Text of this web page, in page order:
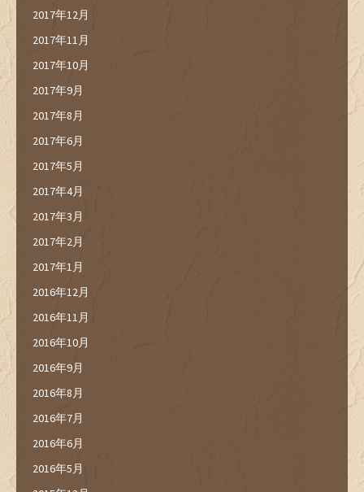
2017年12月
2017年11月
2017年10月
2017年9月
2017年8月
2017年6月
2017年5月
2017年4月
2017年3月
2017年2月
2017年1月
2016年12月
2016年11月
2016年10月
2016年9月
2016年8月
2016年7月
2016年6月
2016年5月